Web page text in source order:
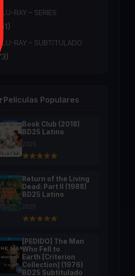
BLU-RAY – SERIES
BLU-RAY – SUBTITULADO
Películas Populares
Book Club (2018)
BD25 Latino
2025
Return of the Living
Dead: Part II (1988)
BD25 Latino
2025
[PEDIDO] The Man
Who Fell to
Earth [Criterion
Collection] (1976)
BD25 Subtitulado